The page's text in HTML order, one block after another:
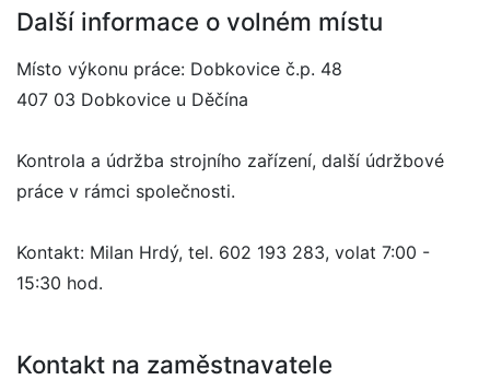
Další informace o volném místu
Místo výkonu práce: Dobkovice č.p. 48
407 03 Dobkovice u Děčína
Kontrola a údržba strojního zařízení, další údržbové
práce v rámci společnosti.
Kontakt: Milan Hrdý, tel. 602 193 283, volat 7:00 -
15:30 hod.
Kontakt na zaměstnavatele